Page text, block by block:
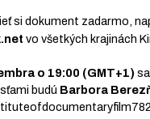
si dokument zadarmo,
vo všetkých krajinách
o 19:00 (GMT+1)
budú Barbora